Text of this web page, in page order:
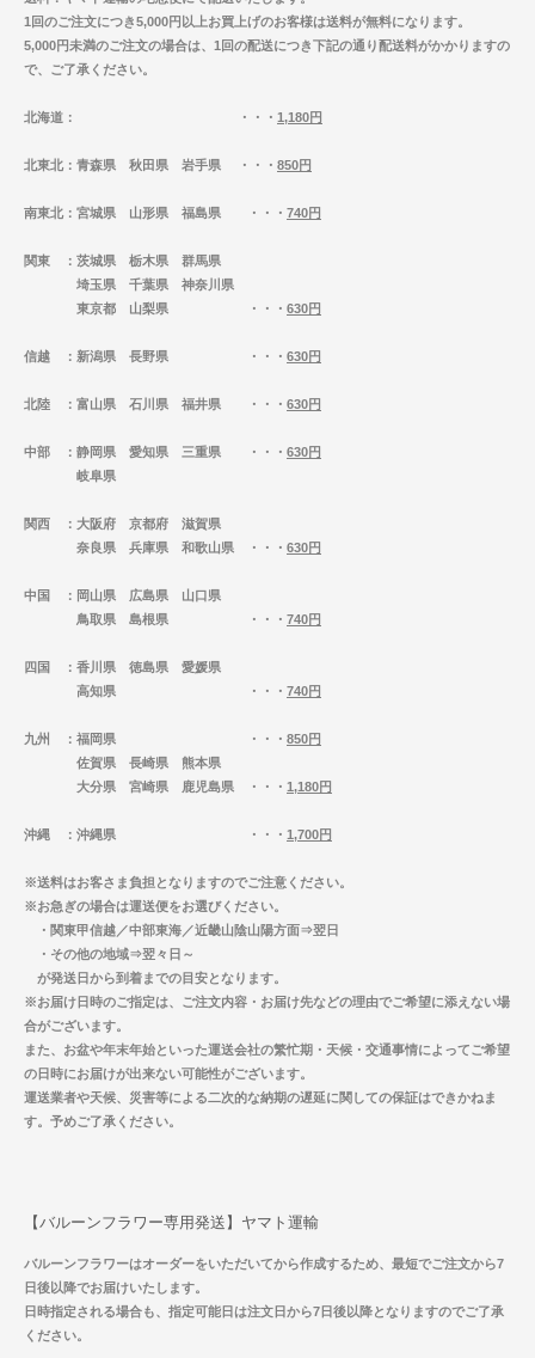
1回のご注文につき5,000円以上お買上げのお客様は送料が無料になります。
5,000円未満のご注文の場合は、1回の配送につき下記の通り配送料がかかりますの
で、ご了承ください。
北海道 ： ・・・ 1,180円
北東北 ：青森県 秋田県 岩手県 ・・・ 850円
南東北 ：宮城県 山形県 福島県 ・・・ 740円
関東 ：茨城県 栃木県 群馬県
埼玉県 千葉県 神奈川県
東京都 山梨県 ・・・ 630円
信越 ：新潟県 長野県 ・・・ 630円
北陸 ：富山県 石川県 福井県 ・・・ 630円
中部 ：静岡県 愛知県 三重県 ・・・ 630円
岐阜県
関西 ：大阪府 京都府 滋賀県
奈良県 兵庫県 和歌山県 ・・・ 630円
中国
：岡山県 広島県 山口県
鳥取県 島根県 ・・・ 740円
四国
：香川県 徳島県 愛媛県
高知県 ・・・ 740円
九州 ：福岡県 ・・・ 850円
佐賀県 長崎県 熊本県
大分県 宮崎県 鹿児島県 ・・・ 1,180円
沖縄 ：沖縄県 ・・・ 1,700円
※送料はお客さま負担となりますのでご注意ください。
※お急ぎの場合は運送便をお選びください。
・関東甲信越／中部東海／近畿山陰山陽方面⇒翌日
・その他の地域⇒翌々日～
が発送日から到着までの目安となります。
※お届け日時のご指定は、ご注文内容・お届け先などの理由でご希望に添えない場
合がございます。
また、お盆や年末年始といった運送会社の繁忙期・天候・交通事情によってご希望
の日時にお届けが出来ない可能性がございます。
運送業者や天候、災害等による二次的な納期の遅延に関しての保証はできかねま
す。予めご了承ください。
【バルーンフラワー専用発送】ヤマト運輸
バルーンフラワーはオーダーをいただいてから作成するため、最短でご注文から7
日後以降でお届けいたします。
日時指定される場合も、指定可能日は注文日から7日後以降となりますのでご了承
ください。